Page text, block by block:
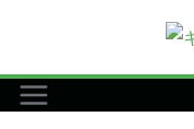
テ
ン